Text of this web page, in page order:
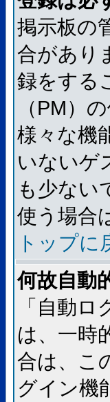
掲示板の
合があり
録をする
（PM）
様々な機
いないゲ
も少ない
使う場合
トップに
何故自動
「自動
は、一時
合は、こ
グイン機